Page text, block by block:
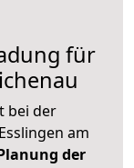
für
bei der
am
der